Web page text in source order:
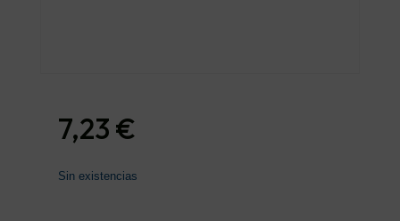
7,23 €
Sin existencias